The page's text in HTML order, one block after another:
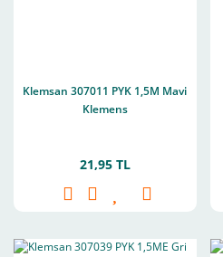
Klemsan 307011 PYK 1,5M Mavi
Klemens
21,95 TL